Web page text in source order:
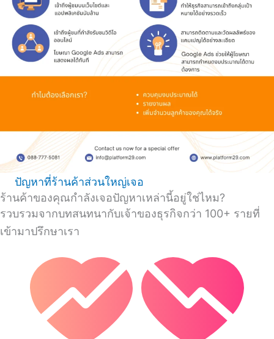
ปัญหาที่ร้านค้าส่วนใหญ่เจอ
ร้านค้าของคุณกำลังเจอปัญหาเหล่านี้อยู่ใช่ไหม?
รวบรวมจากบทสนทนากับเจ้าของธุรกิจกว่า 100+ รายที่
เข้ามาปรึกษาเรา